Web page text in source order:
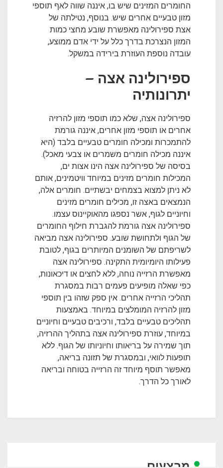
החומרים המזינים שיש בו, איננה שווה לאף תוספי
מזון טבעיים אחרים שיש. בנוסף, נטילתה של
אצת ספירולינה מאפשרת שובע מחצי כמות
המזון הנצרכת בדרך כלל על ידי אדם ממוצע,
עובדה נוספת העוזרת בירידה במשקל.
ספירולינה אצה –
יתרונותיה
ספירולינה אצה, שלא כמו תוספי מזון להרזיה
אחרים או תוספי מזון אחרים, איננה גורמת
להתמכרות ומכילה חומרים טבעיים בלבד (היא
איננה מכילה חומרים משמרים או צבעי מאכל).
בסיסה של ספירולינה אצה הינו אצות ים,
המכילות חומרים מזינים במיוחד וויטמינים, אותם
לא ניתן למצוא בצמחים יבשתיים. חומרים אלה,
הנמצאים באצה זו, מכילים חומרים מזינים
וחיוניים לגוף, אשר נספגו מהאוקיינוס עצמו.
ספירולינה אצה גורמת להגברת חילוף החומרים
של הגוף ולתחושת שובע. ספירולינה אצה מביאה
לשריפתם של השומנים המיותרים בגוף, לטובת
פעילותו היומיומית התקינה. ספירולינה אצה
מאפשרת הרזייה נוחה, ללא לחצים או דיכאונות,
כפי שאלה מופיעים פעמים רבות במסגרת
תהליכי הרזייה אחרים. אין ספק שזהו בין תוספי
מזון להרזיה המומלצים במיוחד. באמצעות
תהליכים טבעיים בלבד, ורכיבים טבעיים וחיוניים
במיוחד, עוזרת ספירולינה אצה בתהליך ההרזיה,
תוך שמירה על בריאותו וחיוניותו של הגוף. ללא
תופעות לוואי, ובמסגרת של תזונה בריאה,
מאפשר תוסף מיוחד זה הרזייה בטוחה ובריאה
לאורך כל הדרך.